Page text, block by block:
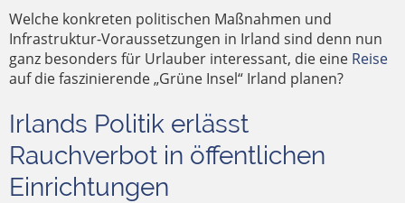
Welche konkreten politischen Maßnahmen und
Infrastruktur-Voraussetzungen in Irland sind denn nun
ganz besonders für Urlauber interessant, die eine Reise
auf die faszinierende „Grüne Insel“ Irland planen?
Irlands Politik erlässt
Rauchverbot in öffentlichen
Einrichtungen